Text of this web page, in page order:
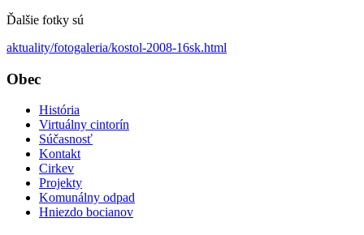
Ďalšie fotky sú
aktuality/fotogaleria/kostol-2008-16sk.html
Obec
História
Virtuálny cintorín
Súčasnosť
Kontakt
Cirkev
Projekty
Komunálny odpad
Hniezdo bocianov